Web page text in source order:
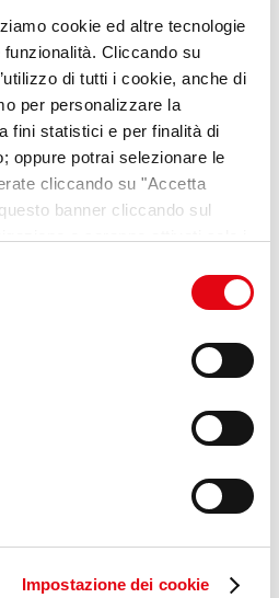
cookie ed altre tecnologie
Cliccando su
di tutti i cookie, anche di
per personalizzare la
fini statistici e per finalità di
oppure potrai selezionare le
cliccando su "Accetta
banner cliccando sul
in ogni momento mediante il
a fine pagina. Per ulteriori
Cookie
Impostazione dei cookie
per chi cerca
e consigli sul
del lavoro
Lab Umana